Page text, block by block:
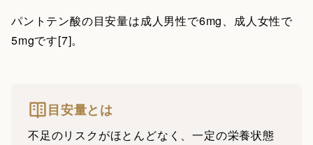
パントテン酸の目安量は成人男性で6mg、成人女性で
5mgです[7]。
目安量とは
不足のリスクがほとんどなく、一定の栄養状態